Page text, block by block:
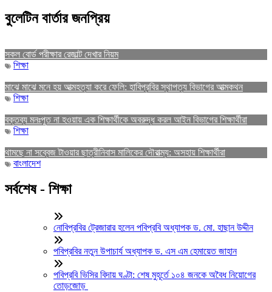
বুলেটিন বার্তার জনপ্রিয়
সকল বোর্ড পরীক্ষার রেজাল্ট দেখার নিয়ম
শিক্ষা
মাঝে মাঝে মনে হয় আত্মহত্যা করে ফেলি: হাবিপ্রবির স্থাপত্য বিভাগের আত্মকথন
শিক্ষা
বক্তব্য মনঃপুত না হওয়ায় এক শিক্ষার্থীকে অবরুদ্ধ করল আইন বিভাগের শিক্ষার্থীরা
শিক্ষা
থামছে না সব্বেজ টাওয়ার ছাত্রীনিবাস মালিকের দৌরাত্ম্য: অসহায় শিক্ষার্থীরা
বাংলাদেশ
সর্বশেষ - শিক্ষা
নোবিপ্রবির ট্রেজারার হলেন পবিপ্রবি অধ্যাপক ড. মো. হাছান উদ্দীন
পবিপ্রবির নতুন উপাচার্য অধ্যাপক ড. এস এম হেমায়েত জাহান
পবিপ্রবি ভিসির বিদায় ঘণ্টা: শেষ মুহূর্তে ১০৪ জনকে অবৈধ নিয়োগের
তোড়জোড়